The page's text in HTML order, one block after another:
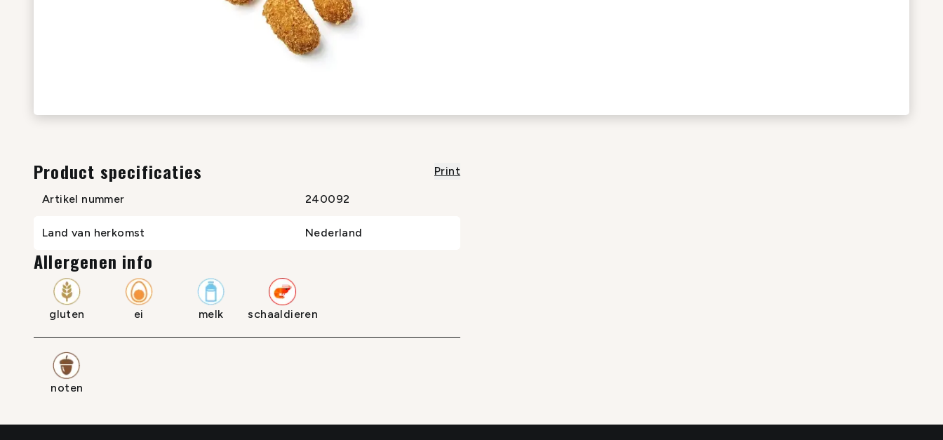
Product specificaties Print
Artikel nummer 240092
Land van herkomst Nederland
Allergenen info
gluten ei melk schaaldieren
noten